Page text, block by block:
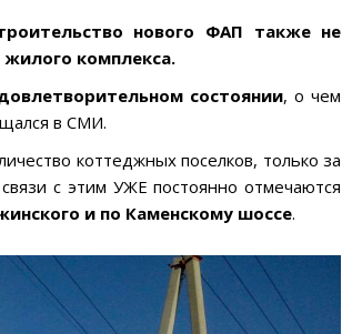
нового ФАП также не
жилого комплекса.
состоянии, о чем
в СМИ.
коттеджных поселков, только за
с этим УЖЕ постоянно отмечаются
и по Каменскому шоссе.